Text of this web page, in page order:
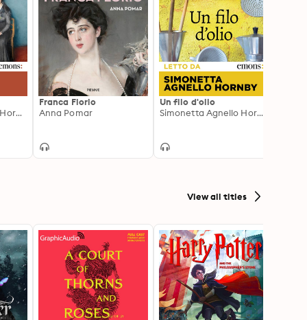
Simonetta Agnello Hornby
Franca Florio
Anna Pomar
Un filo d'olio
Simonetta Agnello Hornby
View all titles